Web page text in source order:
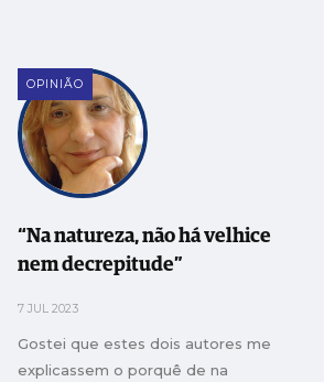
OPINIÃO
“Na natureza, não há velhice
nem decrepitude”
7 JUL 2023
Gostei que estes dois autores me
explicassem o porquê de na